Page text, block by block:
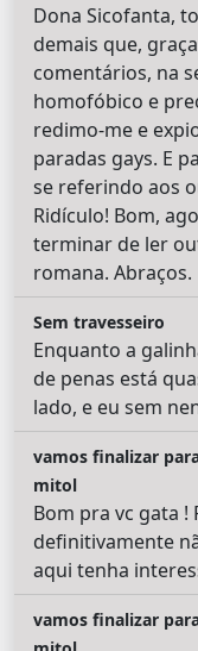
Dona Sicofanta,
demais que,
comentários, na
homofóbico e
redimo-me e
paradas gays. E
se referindo aos
Ridículo! Bom,
terminar de ler
romana. Abraços.
Sem travesseiro
Enquanto a
de penas está
lado, e eu sem
vamos finalizar
mitol
Bom pra vc gata !
definitivamente
aqui tenha
vamos finalizar